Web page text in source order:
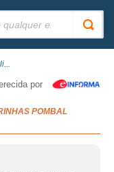
por
POMBAL